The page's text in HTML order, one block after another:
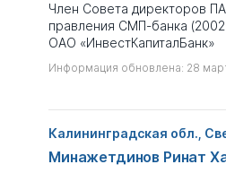
Член Совета директоров
правления СМП-банка
ОАО «ИнвестКапиталБанк»
Информация обновлена: 28
Калининградская обл.,
Минажетдинов Ринат